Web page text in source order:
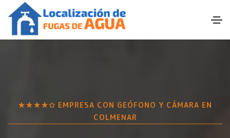
★★★★✩ EMPRESA CON GEÓFONO Y CÁMARA EN
COLMENAR